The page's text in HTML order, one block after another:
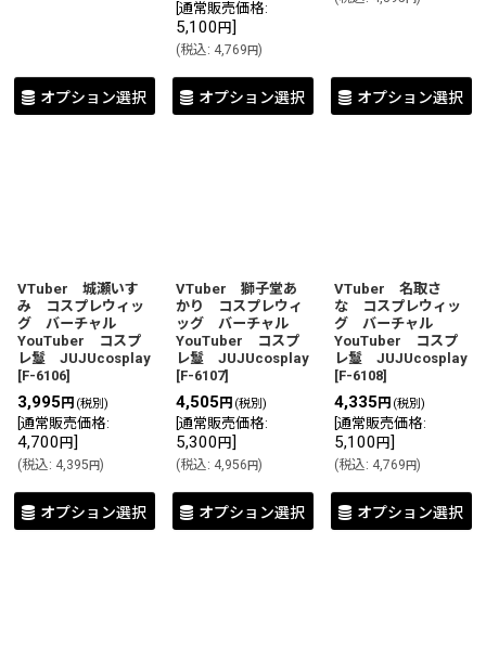
オプション選択
通常販売価格:
5,100 円]
(税込: 4,769円)
オプション選択 オプション選択
VTuber 城瀬いす
み コスプレウィッ
グ バーチャル
YouTuber コスプ
レ鬘 JUJUcosplay
[F-6106]
3,995 円 (税別)
通常販売価格:
4,700 円]
(税込: 4,395円)
オプション選択
VTuber 獅子堂あ
かり コスプレウィ
ッグ バーチャル
YouTuber コスプ
レ鬘 JUJUcosplay
[F-6107]
4,505 円 (税別)
通常販売価格:
5,300 円]
(税込: 4,956円)
オプション選択
VTuber 名取さ
な コスプレウィッ
グ バーチャル
YouTuber コスプ
レ鬘 JUJUcosplay
[F-6108]
4,335 円 (税別)
通常販売価格:
5,100 円]
(税込: 4,769円)
オプション選択